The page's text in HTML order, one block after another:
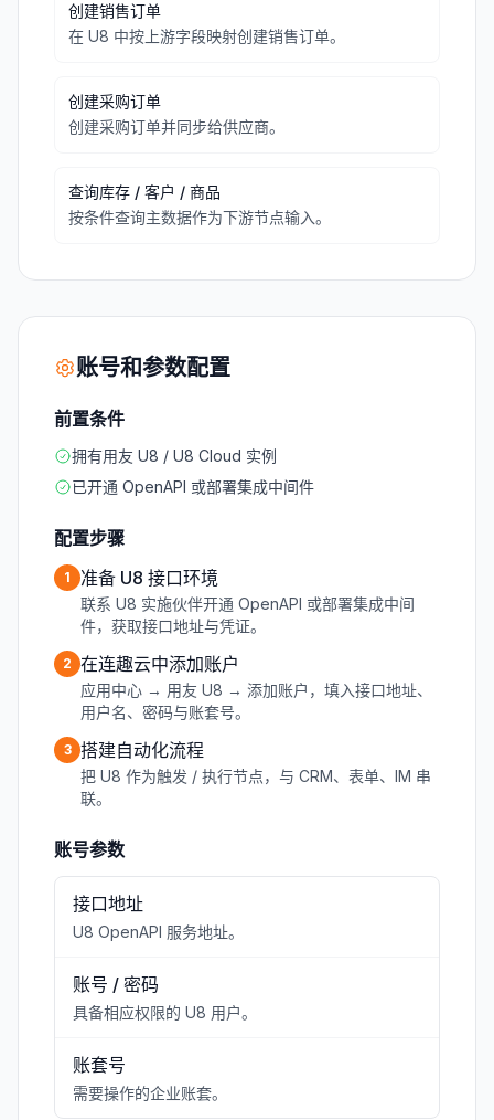
创建销售订单
在 U8 中按上游字段映射创建销售订单。
创建采购订单
创建采购订单并同步给供应商。
查询库存 / 客户 / 商品
按条件查询主数据作为下游节点输入。
账号和参数配置
前置条件
拥有用友 U8 / U8 Cloud 实例
已开通 OpenAPI 或部署集成中间件
配置步骤
1 准备 U8 接口环境
联系 U8 实施伙伴开通 OpenAPI 或部署集成中间
件，获取接口地址与凭证。
2 在连趣云中添加账户
应用中心 → 用友 U8 → 添加账户，填入接口地址、
用户名、密码与账套号。
3 搭建自动化流程
把 U8 作为触发 / 执行节点，与 CRM、表单、IM 串
联。
账号参数
接口地址
U8 OpenAPI 服务地址。
账号 / 密码
具备相应权限的 U8 用户。
账套号
需要操作的企业账套。